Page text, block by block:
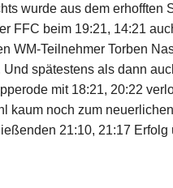
wurde aus dem erhofften
FFC beim 19:21, 14:21
WM-Teilnehmer Torben
spätestens als dann
mit 18:21, 20:22
kaum noch zum neuerlichen
21:10, 21:17 Erfolg